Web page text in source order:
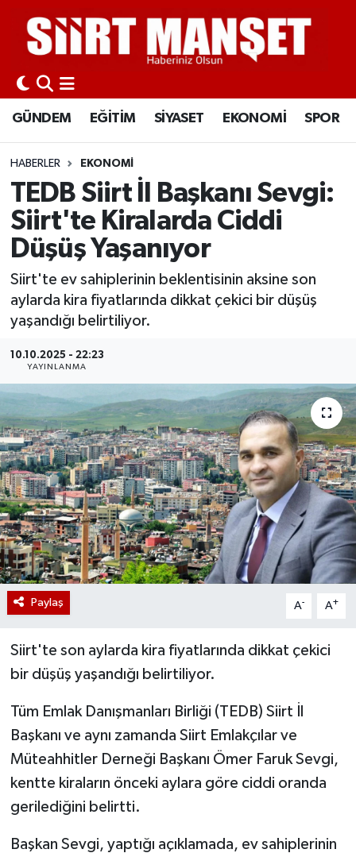
GÜNDEM EĞİTİM SİYASET EKONOMİ SPOR
HABERLER EKONOMİ
TEDB Siirt İl Başkanı Sevgi:
Siirt'te Kiralarda Ciddi
Düşüş Yaşanıyor
Siirt'te ev sahiplerinin beklentisinin aksine son
aylarda kira fiyatlarında dikkat çekici bir düşüş
yaşandığı belirtiliyor.
10.10.2025 - 22:23
YAYINLANMA
Paylaş A- A+
Siirt'te son aylarda kira fiyatlarında dikkat çekici
bir düşüş yaşandığı belirtiliyor.
Tüm Emlak Danışmanları Birliği (TEDB) Siirt İl
Başkanı ve aynı zamanda Siirt Emlakçılar ve
Müteahhitler Derneği Başkanı Ömer Faruk Sevgi,
kentte kiraların önceki aylara göre ciddi oranda
gerilediğini belirtti.
Başkan Sevgi, yaptığı açıklamada, ev sahiplerinin
GÜNDEM
EĞİTİM
SİYASET
EKONOMİ
SPOR
İLÇELER
KÜLTÜR-SANAT
Siirt Nöbetçi Eczaneler
Siirt Hava Durumu
Siirt Namaz Vakitleri
Siirt Trafik Yoğunluk Haritası
Süper Lig Puan Durumu ve Fikstür
Tüm Manşetler
Son Dakika Haberleri